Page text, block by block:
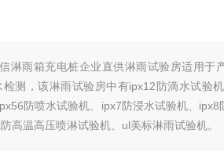
淋雨箱充电桩企业直供淋雨试验房适用于
检测，该淋雨试验房中有ipx12防滴水试验
防喷水试验机、ipx7防浸水试验机、ipx8
高温高压喷淋试验机、ul美标淋雨试验机。